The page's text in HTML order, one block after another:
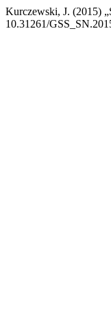
Kurczewski, J. (2015)
10.31261/